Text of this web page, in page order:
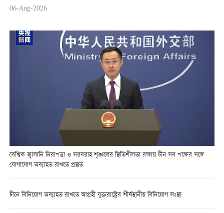
06-Aug-2026
বৈশ্বিক জ্বালানি নিরাপত্তা ও সরবরাহ শৃঙ্খলের স্থিতিশীলতা রক্ষায় চীন সব পক্ষের সঙ্গে
যোগাযোগ অব্যাহত রাখতে প্রস্তুত
চীনে বিনিয়োগ অব্যাহত রাখতে আগ্রহী যুক্তরাষ্ট্রের শীর্ষস্থানীয় বিনিয়োগ সংস্থা